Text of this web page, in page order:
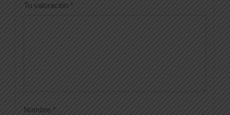
Tu valoración *
Nombre *